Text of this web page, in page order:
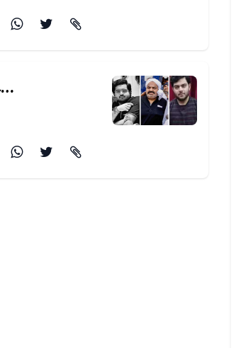
કુખ્યાત ગેંગસ્ટર-નેતા અતિક અહેમદના પરિવારમાં અઢી વર્ષમાં છનાં મોત,